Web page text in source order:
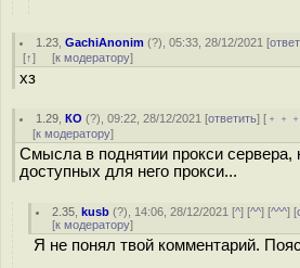
1.23 ,GachiAnonim (?), 05:33, 28/12/2021 [
[↑] [к модератору]
хз
1.29 ,КО (?), 09:22, 28/12/2021 [ответить] [
[к модератору]
Смысла в поднятии прокси сервера,
доступных для него прокси...
2.35 ,kusb (?), 14:06, 28/12/2021 [^] [^^] [^^^] [
[к модератору]
Я не понял твой комментарий.